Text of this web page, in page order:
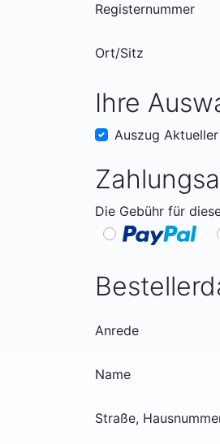
Registernummer
Ort/Sitz
Ihre
Auszug
Die Gebühr für
Anrede
Name
Straße,